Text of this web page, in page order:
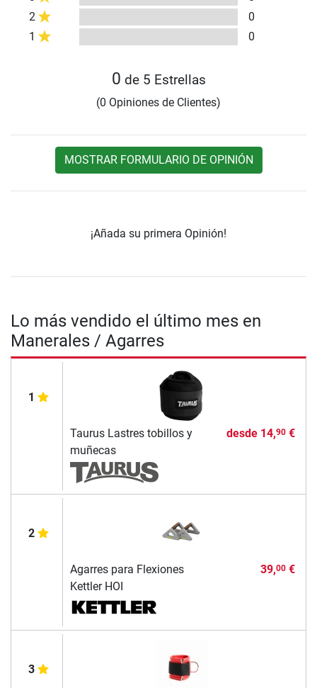
2
0
1
0
0 de 5 Estrellas
(0 Opiniones de Clientes)
MOSTRAR FORMULARIO DE OPINIÓN
¡Añada su primera Opinión!
Lo más vendido el último mes en
Manerales / Agarres
1
Taurus Lastres tobillos y
muñecas
desde 14,90€
2
Agarres para Flexiones
Kettler HOI
39,00€
3